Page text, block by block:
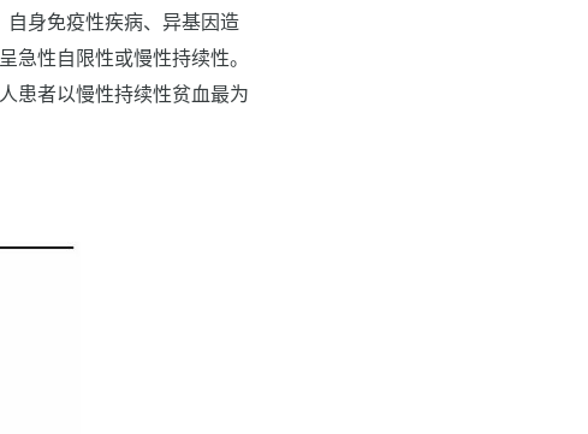
身免疫性疾病、异基因造
性自限性或慢性持续性。
患者以慢性持续性贫血最为